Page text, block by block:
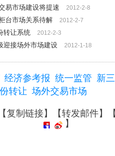
易市场建设将提速 2012-2-8
台市场关系待解 2012-2-7
转让系统 2012-2-3
迎接场外市场建设 2012-1-18
经济参考报 统一监管 新
转让 场外交易市场
复制链接】【转发邮件】
】